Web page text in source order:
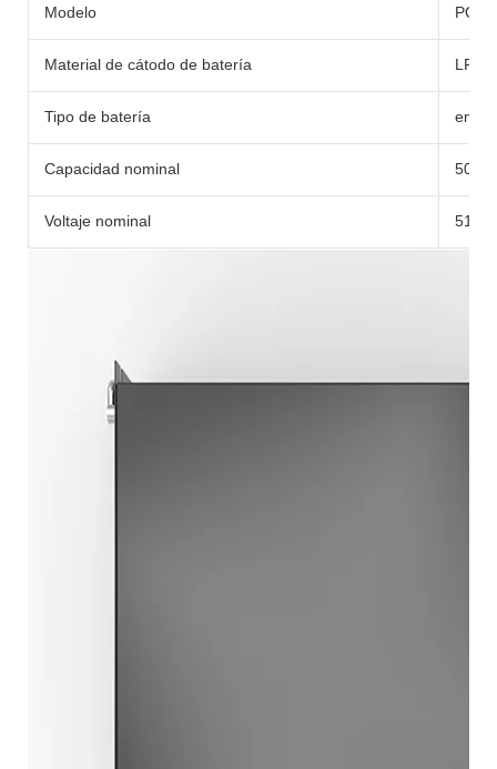
Modelo
Material de cátodo de batería LFP
Tipo de batería
Capacidad nominal
Voltaje nominal 51.2V